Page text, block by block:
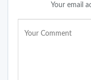
Your email